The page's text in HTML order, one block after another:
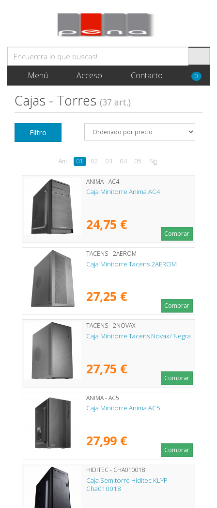
Menú Acceso Contacto 0
Cajas - Torres (37 art.)
Filtro
Ant. 01 02 03 04 05 Sig.
ANIMA - AC4
Caja Minitorre Anima AC4
24,75 €
Comprar
TACENS - 2AEROM
Caja Minitorre Tacens 2AEROM
27,25 €
Comprar
TACENS - 2NOVAX
Caja Minitorre Tacens Novax/ Negra
27,75 €
Comprar
ANIMA - AC5
Caja Minitorre Anima AC5
27,99 €
Comprar
HIDITEC - CHA010018
Caja Semitorre Hiditec KLYP
Cha010018